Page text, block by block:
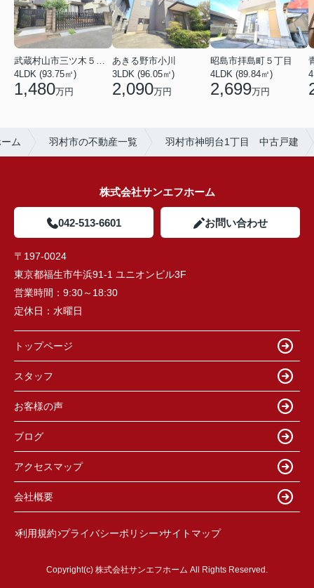
武蔵村山市三ツ木５丁目
4LDK (93.75㎡)
1,480万円
あきる野市小川
3LDK (96.05㎡)
2,090万円
昭島市拝島町５丁目
4LDK (89.84㎡)
2,699万円
ム 羽村市の不動産一覧 羽村市神明台1丁目 中古戸建
株式会社サンエフホーム
042-513-6601 お問い合わせ
〒197-0024
東京都福生市牛浜91-1 ユニオンビル3F
営業時間： 9:30～18:30
定休日： 水曜日
トップページ
スタッフ
お客様の声
ブログ
アクセスマップ
会社概要
利用規約 プライバシーポリシー サイトマップ
Copyright(c) 株式会社サンエフホーム All Rights Reserved.